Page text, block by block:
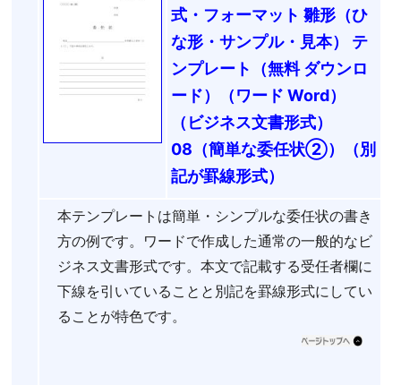
式・フォーマット 雛形（ひ
な形・サンプル・見本） テ
ンプレート（無料 ダウンロ
ード）（ワード Word）
（ビジネス文書形式）
08（簡単な委任状②）（別
記が罫線形式）
本テンプレートは簡単・シンプルな委任状の書き
方の例です。ワードで作成した通常の一般的なビ
ジネス文書形式です。本文で記載する受任者欄に
下線を引いていることと別記を罫線形式にしてい
ることが特色です。